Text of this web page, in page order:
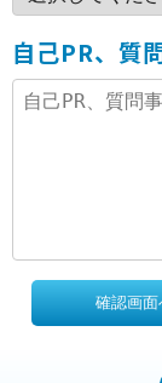
自己PR、質
確認画面